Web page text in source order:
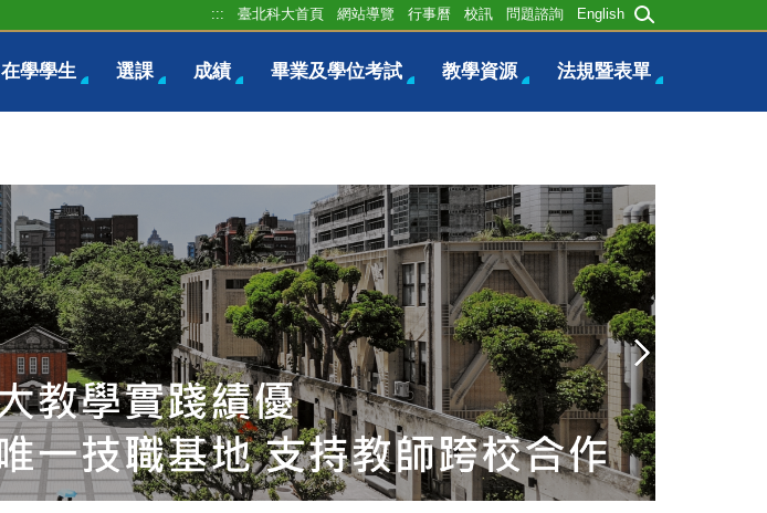
在學學生 選課 成績 畢業及學位考試 教學資源 法規暨表單
::: 臺北科大首頁 網站導覽 行事曆 校訊 問題諮詢 English